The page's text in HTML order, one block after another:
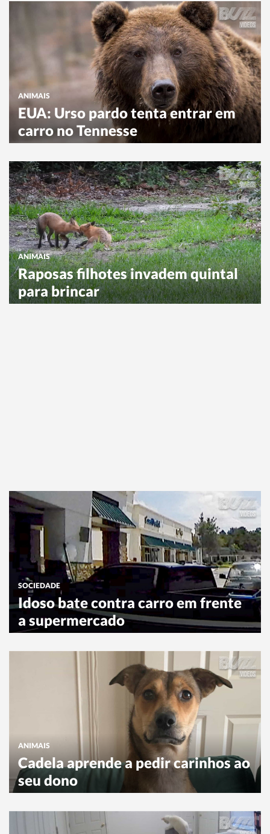
ANIMAIS
EUA: Urso pardo tenta entrar em
carro no Tennesse
ANIMAIS
Raposas filhotes invadem quintal
para brincar
SOCIEDADE
Idoso bate contra carro em frente
a supermercado
ANIMAIS
Cadela aprende a pedir carinhos ao
seu dono